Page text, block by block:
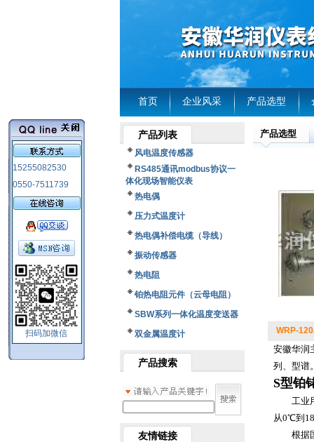
首页 企业风采 产品选型
15255082530
0550-7511739
扫码加微信
产品列表
风电温度传感器
RS485通讯modbus协议一
体化现场智能仪表
热电偶
压力式温度计
热电偶补偿电缆（导线）
振动传感器
热电阻
铂热电阻元件（云母电阻）
SBW系列一体化温度变送器
双金属温度计
产品搜索
友情链接
产品选型
WRP-
安徽华润
列、型谱
S型铂
工业用
从0℃到
根据国